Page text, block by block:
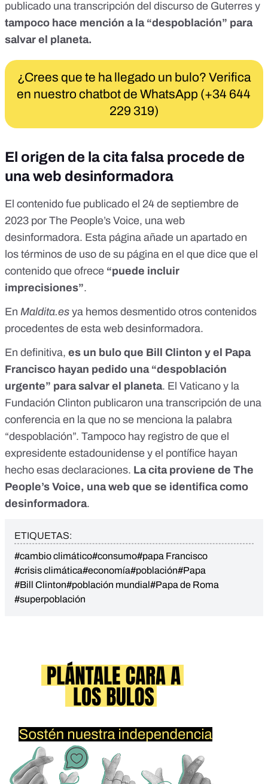
publicado una transcripción del discurso de Guterres y
tampoco hace mención a la “despoblación” para
salvar el planeta.
¿Crees que te ha llegado un bulo? Verifica
en nuestro chatbot de WhatsApp (+34 644
229 319)
El origen de la cita falsa procede de
una web desinformadora
El contenido fue publicado el 24 de septiembre de
2023 por The People’s Voice, una web
desinformadora. Esta página añade un apartado en
los términos de uso de su página en el que dice que el
contenido que ofrece “puede incluir
imprecisiones”.
En Maldita.es ya hemos desmentido otros contenidos
procedentes de esta web desinformadora.
En definitiva, es un bulo que Bill Clinton y el Papa
Francisco hayan pedido una “despoblación
urgente” para salvar el planeta. El Vaticano y la
Fundación Clinton publicaron una transcripción de una
conferencia en la que no se menciona la palabra
“despoblación”. Tampoco hay registro de que el
expresidente estadounidense y el pontífice hayan
hecho esas declaraciones. La cita proviene de The
People’s Voice, una web que se identifica como
desinformadora.
ETIQUETAS:
#cambio climático#consumo#papa Francisco
#crisis climática#economía#población#Papa
#Bill Clinton#población mundial#Papa de Roma
#superpoblación